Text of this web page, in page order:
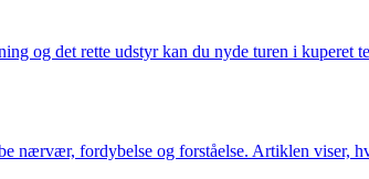
og det rette udstyr kan du nyde turen i
nærvær, fordybelse og forståelse. Artiklen viser,